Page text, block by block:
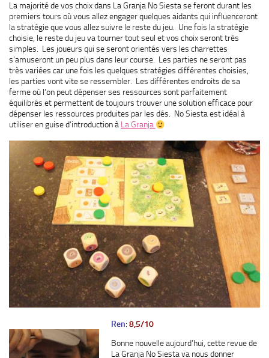
La majorité de vos choix dans La Granja No Siesta se feront durant les
premiers tours où vous allez engager quelques aidants qui influenceront
la stratégie que vous allez suivre le reste du jeu. Une fois la stratégie
choisie, le reste du jeu va tourner tout seul et vos choix seront très
simples. Les joueurs qui se seront orientés vers les charrettes
s’amuseront un peu plus dans leur course. Les parties ne seront pas
très variées car une fois les quelques stratégies différentes choisies,
les parties vont vite se ressembler. Les différentes endroits de sa
ferme où l’on peut dépenser ses ressources sont parfaitement
équilibrés et permettent de toujours trouver une solution efficace pour
dépenser les ressources produites par les dés. No Siesta est idéal à
utiliser en guise d’introduction à La Granja
Ren: 8,5/10
Bonne nouvelle aujourd’hui, cette revue de
La Granja No Siesta va nous donner